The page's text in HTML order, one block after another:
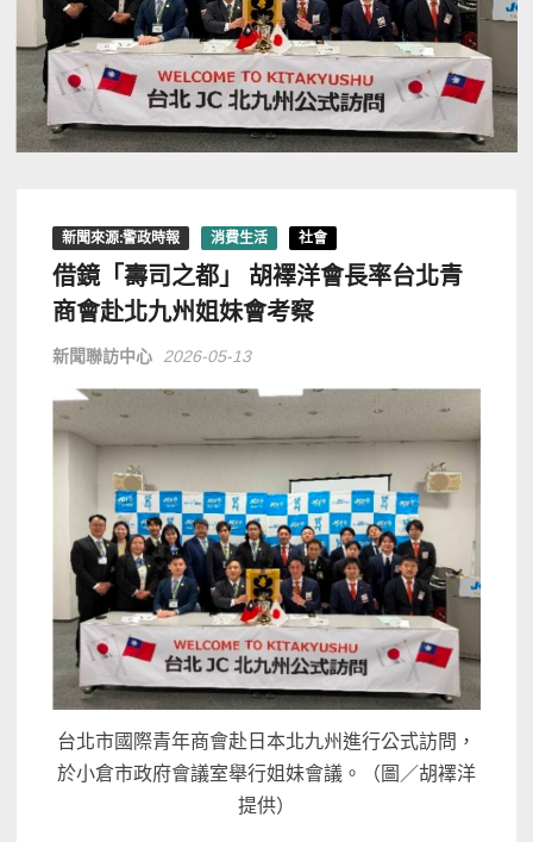
新聞來源:警政時報 消費生活 社會
借鏡「壽司之都」 胡襗洋會長率台北青
商會赴北九州姐妹會考察
新聞聯訪中心 2026-05-13
台北市國際青年商會赴日本北九州進行公式訪問，
於小倉市政府會議室舉行姐妹會議。（圖／胡襗洋
提供）